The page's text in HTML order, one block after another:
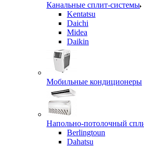
Канальные сплит-системы
Kentatsu
Daichi
Midea
Daikin
Мобильные кондиционеры
Напольно-потолочный
Berlingtoun
Dahatsu